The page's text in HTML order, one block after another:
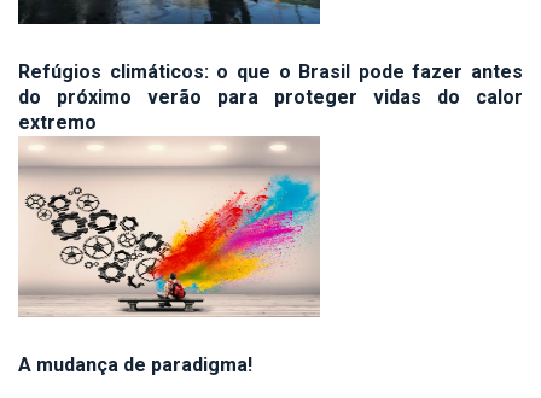
Refúgios climáticos: o que o Brasil pode fazer antes
do próximo verão para proteger vidas do calor
extremo
A mudança de paradigma!